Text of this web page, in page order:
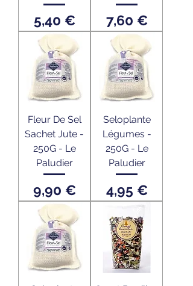
Prix
5,40 € Prix
7,60 €
Fleur De Sel
Sachet Jute -
250G - Le
Paludier
Prix
9,90 €
Seloplante
Légumes -
250G - Le
Paludier
Prix
4,95 €